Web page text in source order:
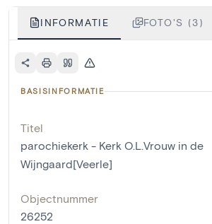
INFORMATIE FOTO'S (3)
BASISINFORMATIE
Titel
parochiekerk - Kerk O.L.Vrouw in de
Wijngaard[Veerle]
Objectnummer
26252